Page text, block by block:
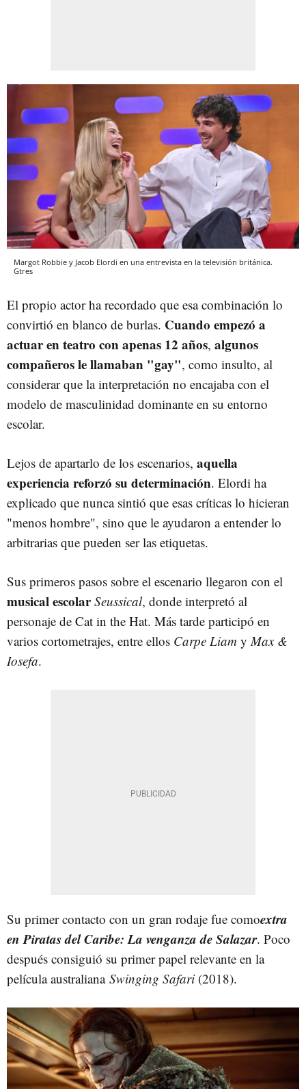
Margot Robbie y Jacob Elordi en una entrevista en la televisión británica.
Gtres
El propio actor ha recordado que esa combinación lo
convirtió en blanco de burlas. Cuando empezó a
actuar en teatro con apenas 12 años, algunos
compañeros le llamaban "gay", como insulto, al
considerar que la interpretación no encajaba con el
modelo de masculinidad dominante en su entorno
escolar.
Lejos de apartarlo de los escenarios, aquella
experiencia reforzó su determinación. Elordi ha
explicado que nunca sintió que esas críticas lo hicieran
"menos hombre", sino que le ayudaron a entender lo
arbitrarias que pueden ser las etiquetas.
Sus primeros pasos sobre el escenario llegaron con el
musical escolar Seussical, donde interpretó al
personaje de Cat in the Hat. Más tarde participó en
varios cortometrajes, entre ellos Carpe Liam yMax &
Iosefa.
Su primer contacto con un gran rodaje fue comoextra
en Piratas del Caribe: La venganza de Salazar. Poco
después consiguió su primer papel relevante en la
película australiana Swinging Safari (2018).